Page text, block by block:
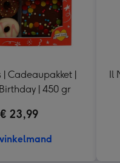
| Cadeaupakket |
| 450 gr
€ 23,99
Il